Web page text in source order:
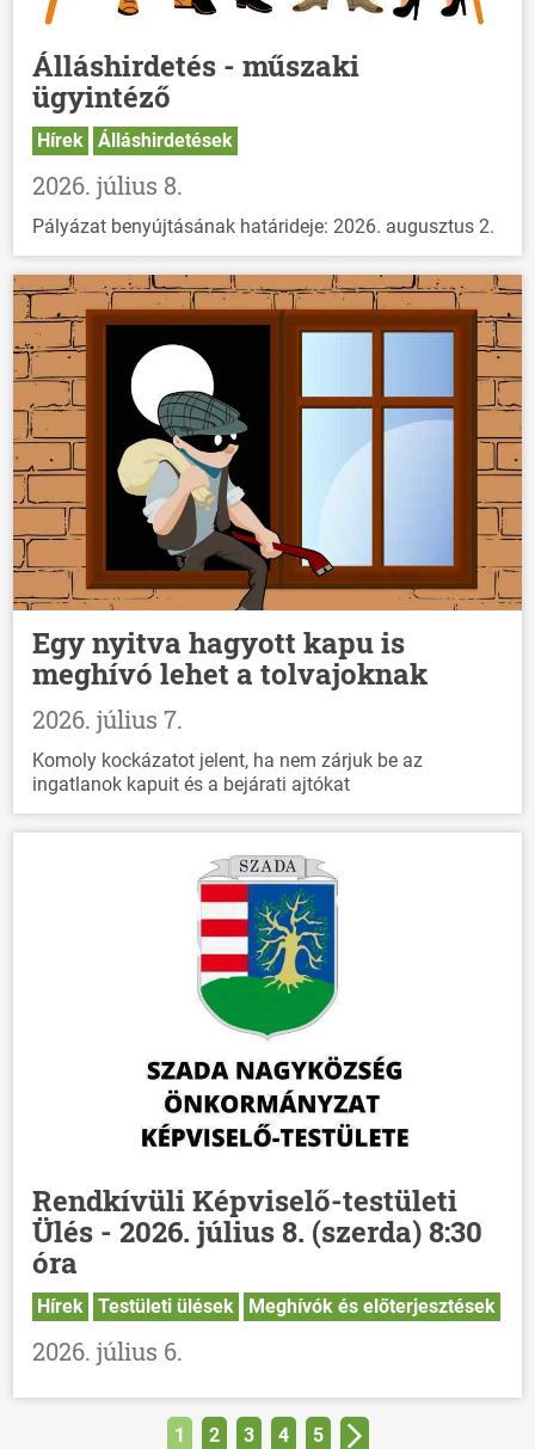
Álláshirdetés - műszaki
ügyintéző
Hírek Álláshirdetések
2026. július 8.
Pályázat benyújtásának határideje: 2026. augusztus 2.
Egy nyitva hagyott kapu is
meghívó lehet a tolvajoknak
2026. július 7.
Komoly kockázatot jelent, ha nem zárjuk be az
ingatlanok kapuit és a bejárati ajtókat
Rendkívüli Képviselő-testületi
Ülés - 2026. július 8. (szerda) 8:30
óra
Hírek Testületi ülések Meghívók és előterjesztések
2026. július 6.
1 2 3 4 5